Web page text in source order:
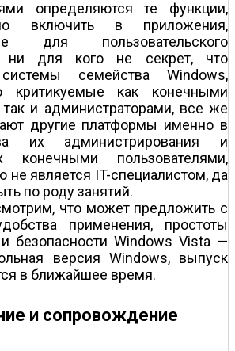
определяются те функции,
включить в приложения,
для пользовательского
ни для кого не секрет, что
семейства Windows,
критикуемые как конечными
так и администраторами, все же
другие платформы именно в
их администрирования и
конечными пользователями,
не является IT-специалистом, да
по роду занятий.
что может предложить с
применения, простоты
безопасности Windows Vista —
версия Windows, выпуск
в ближайшее время.
и сопровождение